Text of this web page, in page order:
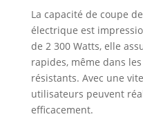
La capacité de coupe
électrique est
de 2 300 Watts, elle
rapides, même dans
résistants. Avec une
utilisateurs peuvent
efficacement.